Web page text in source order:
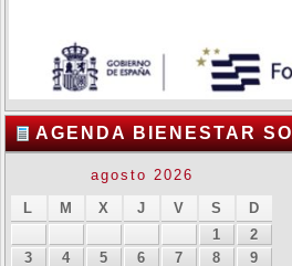
AGENDA BIENESTAR
agosto 2026
L
M X J V S
D
1
2
3
4 5 6 7 8 9